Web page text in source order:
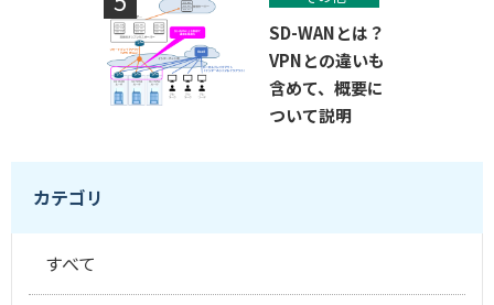
SD-WANとは？
VPNとの違いも
含めて、概要に
ついて説明
カテゴリ
すべて